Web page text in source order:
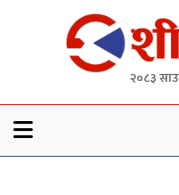
२०८३